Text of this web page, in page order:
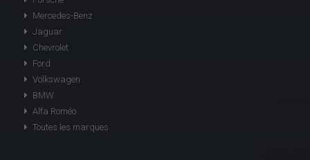
Mercedes-Benz
Jaguar
Chevrolet
Ford
Volkswagen
BMW
Alfa Roméo
Toutes les marques